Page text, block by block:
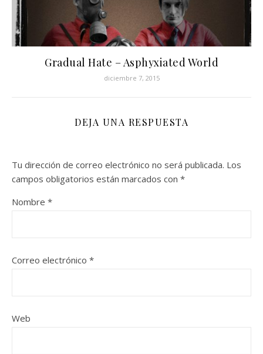
Gradual Hate – Asphyxiated World
diciembre 7, 2015
DEJA UNA RESPUESTA
Tu dirección de correo electrónico no será publicada. Los
campos obligatorios están marcados con *
Nombre *
Correo electrónico *
Web